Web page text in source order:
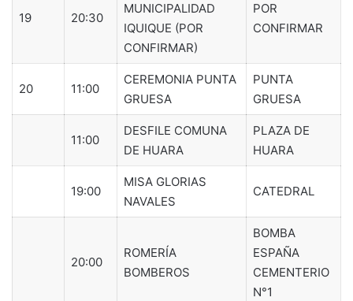
19 20:30
MUNICIPALIDAD
IQUIQUE (POR
CONFIRMAR)
POR
CONFIRMAR
20 11:00
CEREMONIA PUNTA
GRUESA
PUNTA
GRUESA
11:00
DESFILE COMUNA
DE HUARA
PLAZA DE
HUARA
19:00
MISA GLORIAS
NAVALES
CATEDRAL
20:00
ROMERÍA
BOMBEROS
BOMBA
ESPAÑA
CEMENTERIO
N°1